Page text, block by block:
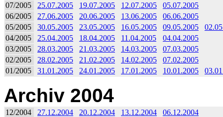
07/2005
25.07.2005 19.07.2005 12.07.2005
05.07.2005
06/2005
27.06.2005 20.06.2005 13.06.2005
06.06.2005
05/2005
30.05.2005 23.05.2005 16.05.2005 09.05.2005
04/2005
25.04.2005 18.04.2005 11.04.2005
04.04.2005
03/2005
28.03.2005 21.03.2005 14.03.2005
07.03.2005
02/2005
28.02.2005 21.02.2005 14.02.2005
07.02.2005
01/2005
31.01.2005 24.01.2005 17.01.2005 10.01.2005
Archiv 2004
12/2004 27.12.2004 20.12.2004 13.12.2004
06.12.2004